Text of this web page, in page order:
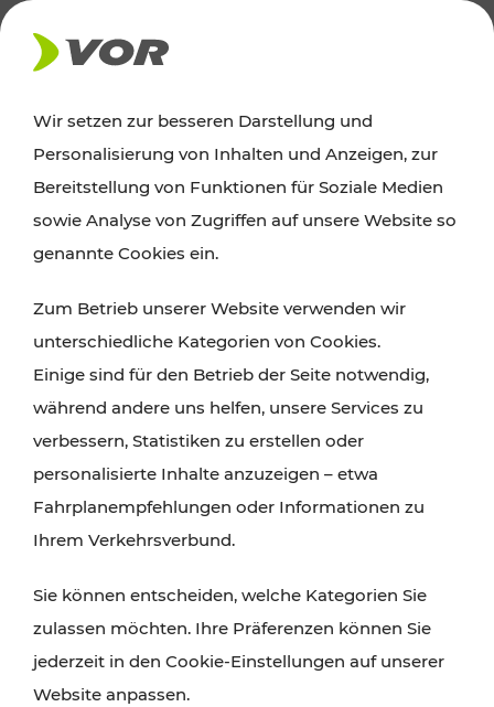
AKTUELLES
Ausflugstipps
Wien, Niederösterreich und das Burgenland
Wanderungen, Kultur und Gastronomie,
Radtouren oder purer Naturgenuss – viele
Attraktionen sind mit den Ticket- und Fahrplan-
Angeboten des VOR gut und schnell erreichbar.
Wir setzen zur besseren Darstellung und
Personalisierung von Inhalten und Anzeigen, zur
Bereitstellung von Funktionen für Soziale Medien
sowie Analyse von Zugriffen auf unsere Website so
genannte Cookies ein.
Zum Betrieb unserer Website verwenden wir
unterschiedliche Kategorien von Cookies.
Einige sind für den Betrieb der Seite notwendig,
während andere uns helfen, unsere Services zu
verbessern, Statistiken zu erstellen oder
personalisierte Inhalte anzuzeigen – etwa
Fahrplanempfehlungen oder Informationen zu
Ihrem Verkehrsverbund.
Sie können entscheiden, welche Kategorien Sie
zulassen möchten. Ihre Präferenzen können Sie
jederzeit in den Cookie-Einstellungen auf unserer
Website anpassen.